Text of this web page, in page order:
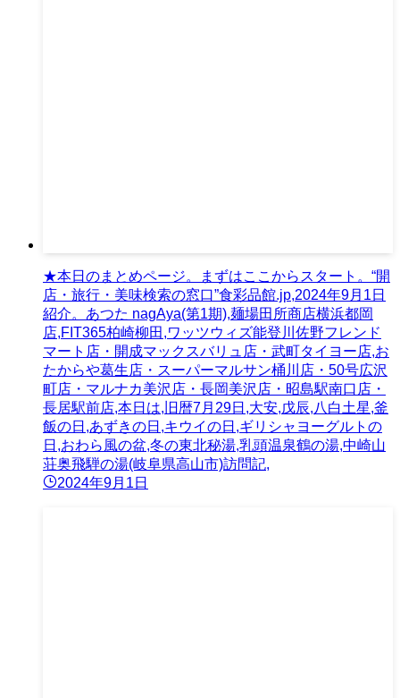
★本日のまとめページ。まずはここからスタート。“開
店・旅行・美味検索の窓口”食彩品館.jp,2024年9月1日
紹介。あつた nagAya(第1期),麺場田所商店横浜都岡
店,FIT365柏崎柳田,ワッツウィズ能登川佐野フレンド
マート店・開成マックスバリュ店・武町タイヨー店,お
たからや葛生店・スーパーマルサン桶川店・50号広沢
町店・マルナカ美沢店・長岡美沢店・昭島駅南口店・
長居駅前店,本日は,旧暦7月29日,大安,戊辰,八白土星,釜
飯の日,あずきの日,キウイの日,ギリシャヨーグルトの
日,おわら風の盆,冬の東北秘湯,乳頭温泉鶴の湯,中崎山
荘奥飛騨の湯(岐阜県高山市)訪問記,
2024年9月1日